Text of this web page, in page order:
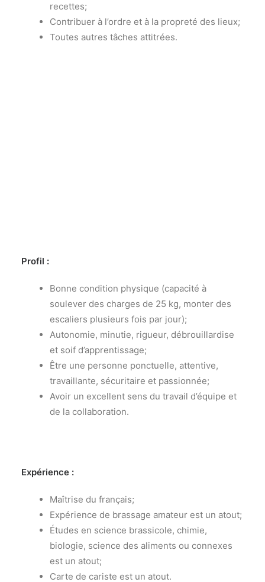
recettes;
Contribuer à l’ordre et à la propreté des lieux;
Toutes autres tâches attitrées.
Profil :
Bonne condition physique (capacité à
soulever des charges de 25 kg, monter des
escaliers plusieurs fois par jour);
Autonomie, minutie, rigueur, débrouillardise
et soif d’apprentissage;
Être une personne ponctuelle, attentive,
travaillante, sécuritaire et passionnée;
Avoir un excellent sens du travail d’équipe et
de la collaboration.
Expérience :
Maîtrise du français;
Expérience de brassage amateur est un atout;
Études en science brassicole, chimie,
biologie, science des aliments ou connexes
est un atout;
Carte de cariste est un atout.